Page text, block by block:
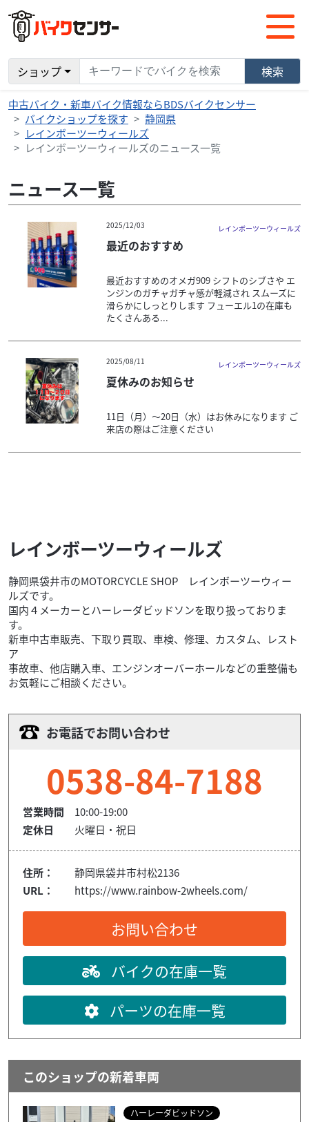
ショップ 検索
中古バイク・新車バイク情報ならBDSバイクセンサー
バイクショップを探す
静岡県
レインボーツーウィールズ
レインボーツーウィールズのニュース一覧
ニュース一覧
2025/12/03 レインボーツーウィールズ
最近のおすすめ
最近おすすめのオメガ909 シフトのシブさや エ
ンジンのガチャガチャ感が軽減され スムーズに
滑らかにしっとりします フューエル1の在庫も
たくさんある...
2025/08/11 レインボーツーウィールズ
夏休みのお知らせ
11日（月）～20日（水）はお休みになります ご
来店の際はご注意ください
レインボーツーウィールズ
静岡県袋井市のMOTORCYCLE SHOP レインボーツーウィー
ルズです。
国内４メーカーとハーレーダビッドソンを取り扱っておりま
す。
新車中古車販売、下取り買取、車検、修理、カスタム、レスト
ア
事故車、他店購入車、エンジンオーバーホールなどの重整備も
お気軽にご相談ください。
お電話でお問い合わせ
0538-84-7188
営業時間
10:00-19:00
定休日
火曜日・祝日
住所：
静岡県袋井市村松2136
URL：
https://www.rainbow-2wheels.com/
お問い合わせ
バイクの在庫一覧
パーツの在庫一覧
このショップの新着車両
ハーレーダビッドソン